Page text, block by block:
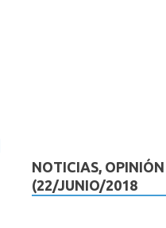
NOTICIAS,
(22/JUNIO/2018